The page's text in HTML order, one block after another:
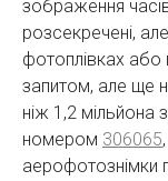
зображення
розсекречені,
фотоплівках або
запитом, але ще
ніж 1,2 мільйона
номером 306065
аерофотознімки